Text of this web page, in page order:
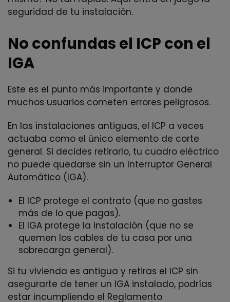
seguridad de tu instalación.
No confundas el ICP con el
IGA
Este es el punto más importante y donde
muchos usuarios cometen errores peligrosos.
En las instalaciones antiguas, el ICP a veces
actuaba como el único elemento de corte
general. Si decides retirarlo, tu cuadro eléctrico
no puede quedarse sin un Interruptor General
Automático (IGA).
El ICP protege el contrato (que no gastes
más de lo que pagas).
El IGA protege la instalación (que no se
quemen los cables de tu casa por una
sobrecarga general).
Si tu vivienda es antigua y retiras el ICP sin
asegurarte de tener un IGA instalado, podrías
estar incumpliendo el Reglamento